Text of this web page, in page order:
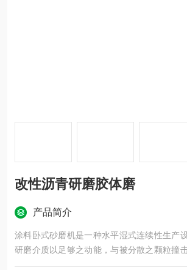
改性沥青研磨胶体磨
产品简介
涂料卧式砂磨机是一种水平湿式连续性生产
研磨介质以足够之动能，与被分散之颗粒撞
散的效果，再经由特殊之分离装置，将被分